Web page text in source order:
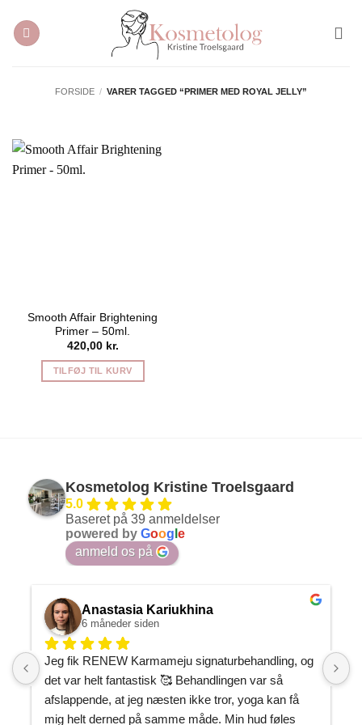
indhold
FORSIDE / VARER TAGGED “PRIMER MED ROYAL JELLY”
Smooth Affair Brightening
Primer – 50ml.
420,00 kr.
TILFØJ TIL KURV
Kosmetolog Kristine Troelsgaard
5.0
Baseret på 39 anmeldelser
powered by Goog e
anmeld os på
Anastasia Kariukhina
6 måneder siden
Jeg fik RENEW Karmameju signaturbehandling, og
det var helt fantastisk 🥰 Behandlingen var så
afslappende, at jeg næsten ikke tror, yoga kan få
mig helt derned på samme måde. Min hud føles